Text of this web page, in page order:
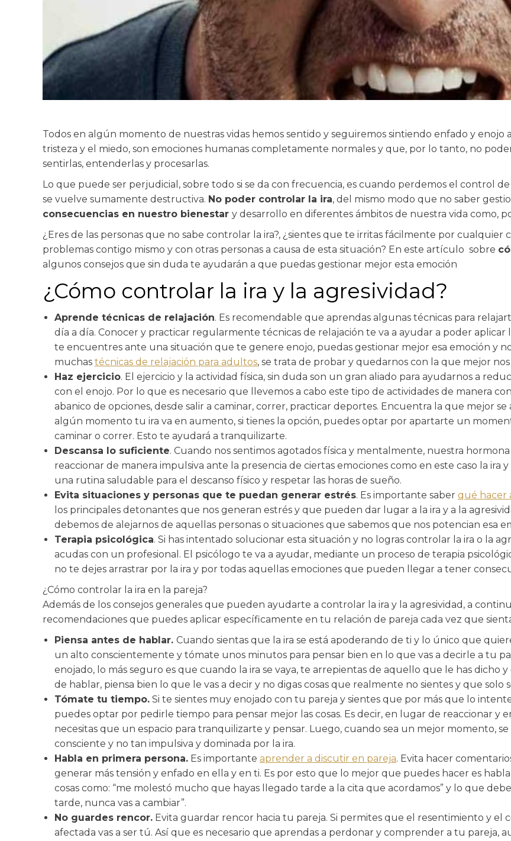
Todos en algún momento de nuestras vidas hemos sentido y seguiremos sintiendo enfado y enojo
tristeza y el miedo, son emociones humanas completamente normales y que, por lo tanto, no
sentirlas, entenderlas y procesarlas.
Lo que puede ser perjudicial, sobre todo si se da con frecuencia, es cuando perdemos el control
se vuelve sumamente destructiva. No poder controlar la ira, del mismo modo que no saber
consecuencias en nuestro bienestar y desarrollo en diferentes ámbitos de nuestra vida como,
¿Eres de las personas que no sabe controlar la ira?, ¿sientes que te irritas fácilmente por cualquier
problemas contigo mismo y con otras personas a causa de esta situación? En este artículo sobre
algunos consejos que sin duda te ayudarán a que puedas gestionar mejor esta emoción
¿Cómo controlar la ira y la agresividad?
Aprende técnicas de relajación. Es recomendable que aprendas algunas técnicas para
día a día. Conocer y practicar regularmente técnicas de relajación te va a ayudar a poder aplicar
te encuentres ante una situación que te genere enojo, puedas gestionar mejor esa emoción y
muchas técnicas de relajación para adultos, se trata de probar y quedarnos con la que mejor
Haz ejercicio. El ejercicio y la actividad física, sin duda son un gran aliado para ayudarnos a
con el enojo. Por lo que es necesario que llevemos a cabo este tipo de actividades de manera
abanico de opciones, desde salir a caminar, correr, practicar deportes. Encuentra la que mejor
algún momento tu ira va en aumento, si tienes la opción, puedes optar por apartarte un
caminar o correr. Esto te ayudará a tranquilizarte.
Descansa lo suficiente. Cuando nos sentimos agotados física y mentalmente, nuestra
reaccionar de manera impulsiva ante la presencia de ciertas emociones como en este caso la
una rutina saludable para el descanso físico y respetar las horas de sueño.
Evita situaciones y personas que te puedan generar estrés. Es importante saber qué hacer
los principales detonantes que nos generan estrés y que pueden dar lugar a la ira y a la
debemos de alejarnos de aquellas personas o situaciones que sabemos que nos potencian esa
Terapia psicológica. Si has intentado solucionar esta situación y no logras controlar la ira o la
acudas con un profesional. El psicólogo te va a ayudar, mediante un proceso de terapia
no te dejes arrastrar por la ira y por todas aquellas emociones que pueden llegar a tener
¿Cómo controlar la ira en la pareja?
Además de los consejos generales que pueden ayudarte a controlar la ira y la agresividad, a
recomendaciones que puedes aplicar específicamente en tu relación de pareja cada vez que
Piensa antes de hablar. Cuando sientas que la ira se está apoderando de ti y lo único que
un alto conscientemente y tómate unos minutos para pensar bien en lo que vas a decirle a tu
enojado, lo más seguro es que cuando la ira se vaya, te arrepientas de aquello que le has dicho
de hablar, piensa bien lo que le vas a decir y no digas cosas que realmente no sientes y que solo
Tómate tu tiempo. Si te sientes muy enojado con tu pareja y sientes que por más que lo
puedes optar por pedirle tiempo para pensar mejor las cosas. Es decir, en lugar de reaccionar y
necesitas que un espacio para tranquilizarte y pensar. Luego, cuando sea un mejor momento,
consciente y no tan impulsiva y dominada por la ira.
Habla en primera persona. Es importante aprender a discutir en pareja. Evita hacer
generar más tensión y enfado en ella y en ti. Es por esto que lo mejor que puedes hacer es
cosas como: “me molestó mucho que hayas llegado tarde a la cita que acordamos” y lo que
tarde, nunca vas a cambiar”.
No guardes rencor. Evita guardar rencor hacia tu pareja. Si permites que el resentimiento y el
afectada vas a ser tú. Así que es necesario que aprendas a perdonar y comprender a tu pareja,